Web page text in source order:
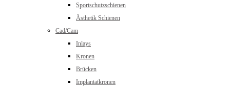
Sportschutzschienen
Ästhetik Schienen
Cad/Cam
Inlays
Kronen
Brücken
Implantatkronen